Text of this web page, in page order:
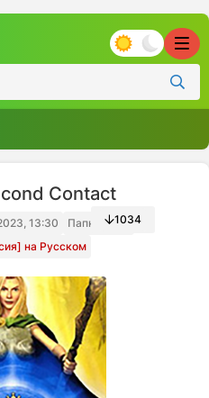
Contact
13:30
Папка игры
на Русском
1034